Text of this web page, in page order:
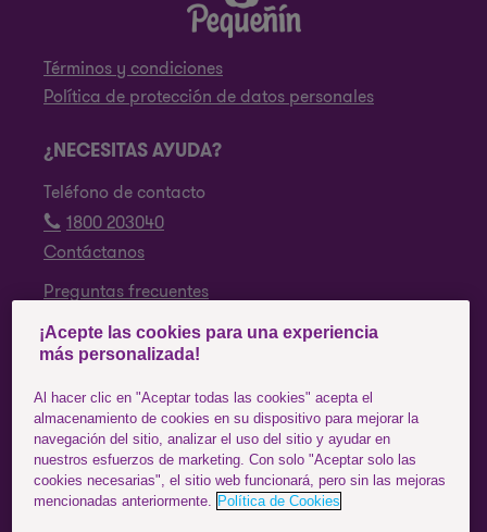
Términos y condiciones
Política de protección de datos personales
¿NECESITAS AYUDA?
Teléfono de contacto
1800 203040
Contáctanos
Preguntas frecuentes
SÍGUENOS
Facebook
Instagram
YouTube
¡Acepte las cookies para una experiencia
más personalizada!
Al hacer clic en "Aceptar todas las cookies" acepta el
almacenamiento de cookies en su dispositivo para mejorar la
navegación del sitio, analizar el uso del sitio y ayudar en
nuestros esfuerzos de marketing. Con solo "Aceptar solo las
cookies necesarias", el sitio web funcionará, pero sin las mejoras
mencionadas anteriormente.
Política de Cookies